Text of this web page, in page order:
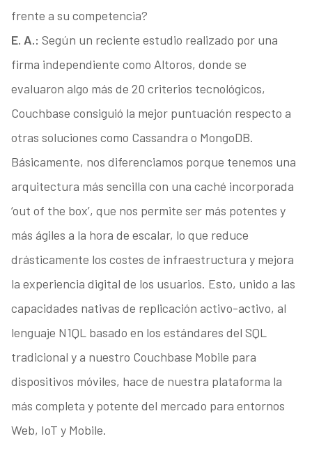
frente a su competencia?
E. A.: Según un reciente estudio realizado por una
firma independiente como Altoros, donde se
evaluaron algo más de 20 criterios tecnológicos,
Couchbase consiguió la mejor puntuación respecto a
otras soluciones como Cassandra o MongoDB.
Básicamente, nos diferenciamos porque tenemos una
arquitectura más sencilla con una caché incorporada
‘out of the box’, que nos permite ser más potentes y
más ágiles a la hora de escalar, lo que reduce
drásticamente los costes de infraestructura y mejora
la experiencia digital de los usuarios. Esto, unido a las
capacidades nativas de replicación activo-activo, al
lenguaje N1QL basado en los estándares del SQL
tradicional y a nuestro Couchbase Mobile para
dispositivos móviles, hace de nuestra plataforma la
más completa y potente del mercado para entornos
Web, IoT y Mobile.